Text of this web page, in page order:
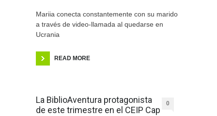
Mariia conecta constantemente con su marido
a través de video-llamada al quedarse en
Ucrania
READ MORE
La BiblioAventura protagonista
de este trimestre en el CEIP Cap
0